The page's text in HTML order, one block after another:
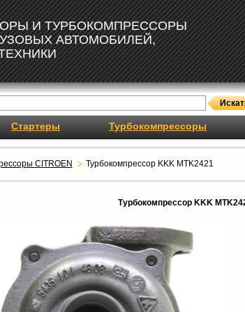
И ТУРБОКОМПРЕССОРЫ
АВТОМОБИЛЕЙ,
Стартеры Турбокомпрессоры
CITROEN Турбокомпрессор KKK MTK2421
Турбокомпрессор KKK